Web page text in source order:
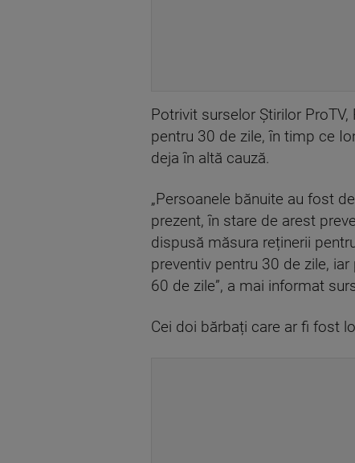
Potrivit surselor Știrilor
pentru 30 de zile, în timp ce
deja în altă cauză.
„Persoanele bănuite au fost
prezent, în stare de arest
dispusă măsura reținerii
preventiv pentru 30 de zile,
60 de zile”, a mai informat
Cei doi bărbați care ar fi fost